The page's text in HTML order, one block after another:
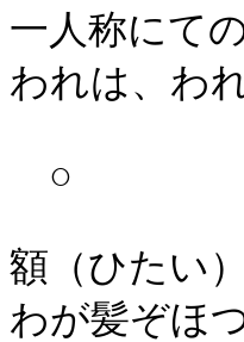
一人称にて
われは、わ
○
額（ひたい
わが髪ぞほ